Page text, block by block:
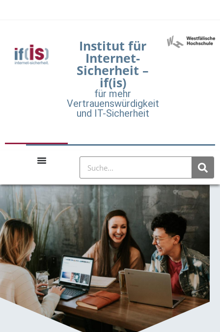
Institut für
Internet-
Sicherheit –
if(is)
für mehr
Vertrauenswürdigkeit
und IT-Sicherheit